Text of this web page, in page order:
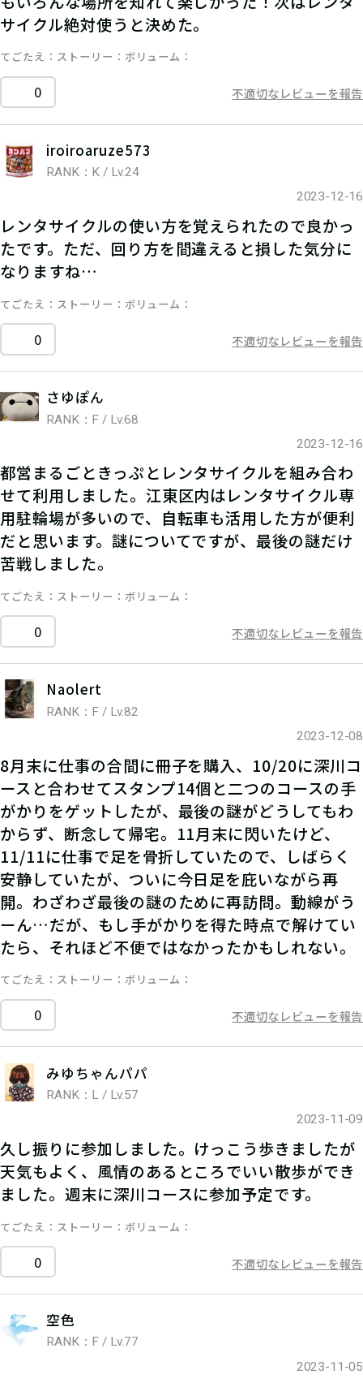
サイクル絶対使うと決めた。
てごたえ ストーリー ボリューム
0 不適切なレビューを報告
iroiroaruze573
RANK：K / Lv.24
2023-12-16
レンタサイクルの使い方を覚えられたので良かっ
たです。ただ、回り方を間違えると損した気分に
なりますね…
てごたえ ストーリー ボリューム
0 不適切なレビューを報告
さゆぽん
RANK：F / Lv.68
2023-12-16
都営まるごときっぷとレンタサイクルを組み合わ
せて利用しました。江東区内はレンタサイクル専
用駐輪場が多いので、自転車も活用した方が便利
だと思います。謎についてですが、最後の謎だけ
苦戦しました。
てごたえ ストーリー ボリューム
0 不適切なレビューを報告
Naolert
RANK：F / Lv.82
2023-12-08
8月末に仕事の合間に冊子を購入、10/20に深川コ
ースと合わせてスタンプ14個と二つのコースの手
がかりをゲットしたが、最後の謎がどうしてもわ
からず、断念して帰宅。11月末に閃いたけど、
11/11に仕事で足を骨折していたので、しばらく
安静していたが、ついに今日足を庇いながら再
開。わざわざ最後の謎のために再訪問。動線がう
ーん…だが、もし手がかりを得た時点で解けてい
たら、それほど不便ではなかったかもしれない。
てごたえ ストーリー ボリューム
0 不適切なレビューを報告
みゆちゃんパパ
RANK：L / Lv.57
2023-11-09
久し振りに参加しました。けっこう歩きましたが
天気もよく、風情のあるところでいい散歩ができ
ました。週末に深川コースに参加予定です。
てごたえ ストーリー ボリューム
0 不適切なレビューを報告
空色
RANK：F / Lv.77
2023-11-05